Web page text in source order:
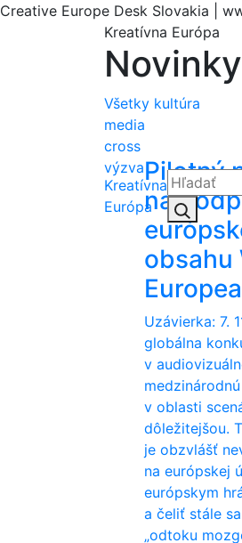
Creative Europe Desk Slovakia |
Kreatívna
Európa
Hľadať:Hľadať
Kreatívna Európa
Novinky
Všetky kultúra
media
cross
výzvaPilotný
na
obsahu
Uzávierka: 7.
globálna
v
v oblasti
dôležitejšou.
je obzvlášť
na európskej
európskym
a čeliť stále
„odtoku